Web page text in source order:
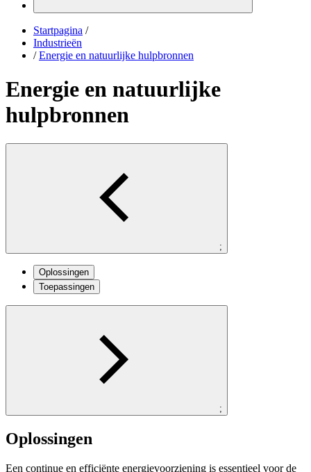
Startpagina /
Industrieën
/ Energie en natuurlijke hulpbronnen
Energie en natuurlijke
hulpbronnen
;
Oplossingen
Toepassingen
;
Oplossingen
Een continue en efficiënte energievoorziening is essentieel voor de